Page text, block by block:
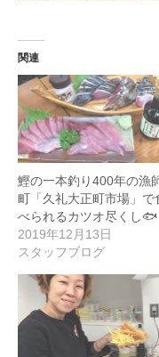
関連
鰹の一本釣り400年の漁
町「久礼大正町市場」で
べられるカツオ尽くし🐟
2019年12月13日
スタッフブログ